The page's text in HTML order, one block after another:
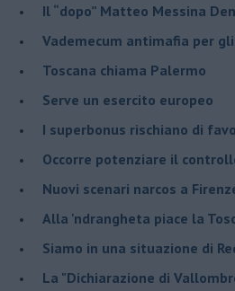
Il “dopo” Matteo Messina
Vademecum antimafia per
Toscana chiama Palermo
Serve un esercito europeo
I superbonus rischiano di
Occorre potenziare il
​Nuovi scenari narcos a
Alla 'ndrangheta piace la
Siamo in una situazione di
La "Dichiarazione di